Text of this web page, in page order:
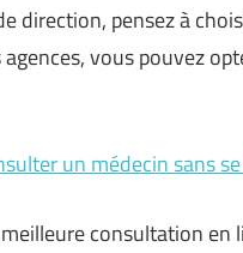
direction, pensez à
vous pouvez
un médecin sans
consultation